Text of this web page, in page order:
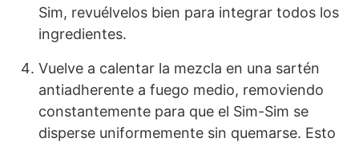
Sim, revuélvelos bien para integrar todos los
ingredientes.
Vuelve a calentar la mezcla en una sartén
antiadherente a fuego medio, removiendo
constantemente para que el Sim-Sim se
disperse uniformemente sin quemarse. Esto